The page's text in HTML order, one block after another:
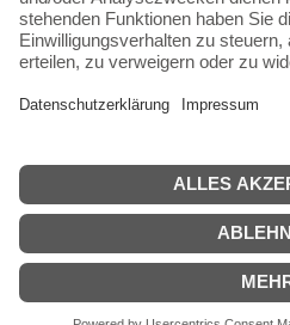
Warenkorb
Mein Konto
Copyright © 2026